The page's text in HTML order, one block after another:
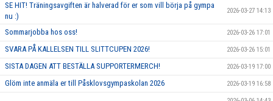
SE HIT! Träningsavgiften är halverad för er som vill börja på gympa
nu :)
2026-03-27 14:13
Sommarjobba hos oss! 2026-03-26 17:01
SVARA PÅ KALLELSEN TILL SLITTCUPEN 2026! 2026-03-26 15:01
SISTA DAGEN ATT BESTÄLLA SUPPORTERMERCH! 2026-03-19 17:00
Glöm inte anmäla er till Påsklovsgympaskolan 2026 2026-03-19 16:58